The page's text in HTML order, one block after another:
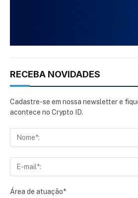
RECEBA NOVIDADES
Cadastre-se em nossa newsletter e
acontece no Crypto ID.
Área de atuação*